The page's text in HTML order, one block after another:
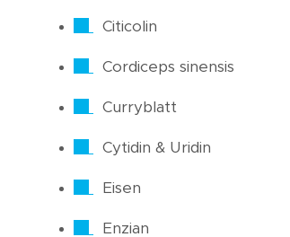
Citicolin
Cordiceps sinensis
Curryblatt
Cytidin & Uridin
Eisen
Enzian